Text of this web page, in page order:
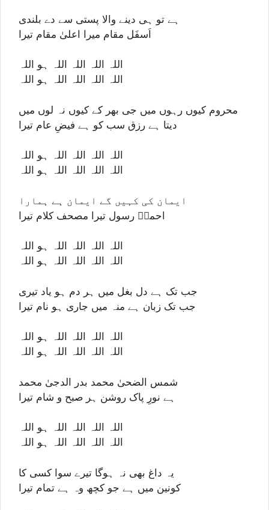
ہے تو ہی دینے والا پستی سے دے بلندی
اَسفَل مقام میرا اعلیٰ مقام تیرا
اللہ اللہ اللہ اللہ ہو اللہ
اللہ اللہ اللہ اللہ ہو اللہ
محروم کیوں رہوں میں جی بھر کے کیوں نہ لوں میں
دیتا ہے رزق سب کو ہے فیضِ عام تیرا
اللہ اللہ اللہ اللہ ہو اللہ
اللہ اللہ اللہ اللہ ہو اللہ
ایمان کی کہیں گے ایمان ہے ہمارا
احمدؐ رسول تیرا مصحف کلام تیرا
اللہ اللہ اللہ اللہ ہو اللہ
اللہ اللہ اللہ اللہ ہو اللہ
جب تک ہے دل بغل میں ہر دم ہو یاد تیری
جب تک زبان ہے منہ میں جاری ہو نام تیرا
اللہ اللہ اللہ اللہ ہو اللہ
اللہ اللہ اللہ اللہ ہو اللہ
شمس الضحیٰ محمد بدر الدجیٰ محمد
ہے نورِ پاک روشن ہر صبح و شام تیرا
اللہ اللہ اللہ اللہ ہو اللہ
اللہ اللہ اللہ اللہ ہو اللہ
یہ داغ بھی نہ ہوگا تیرے سوا کسی کا
کونین میں ہے جو کچھ وہ ہے تمام تیرا